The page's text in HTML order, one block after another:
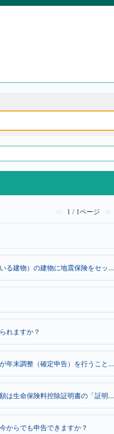
1 / 1ページ
る建物）の建物に地震保険をセッ...
れますか？
年末調整（確定申告）を行うこと...
は生命保険料控除証明書の「証明...
からでも申告できますか？